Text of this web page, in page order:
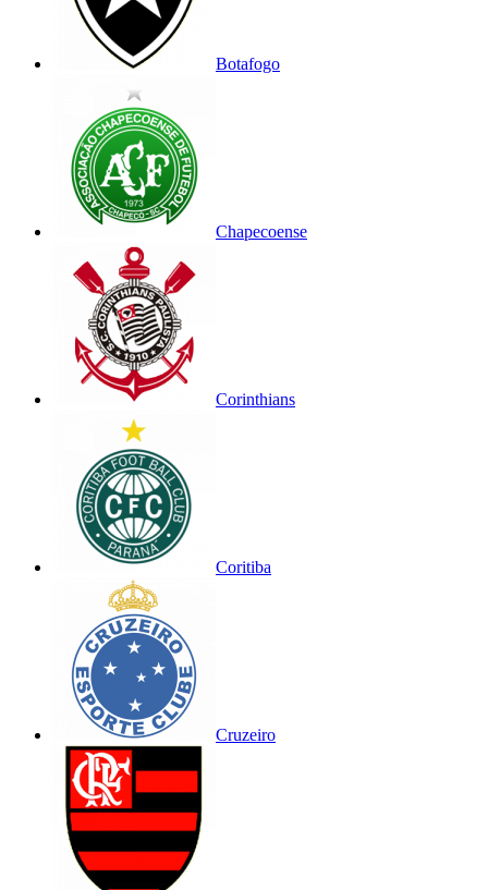
Botafogo
Chapecoense
Corinthians
Coritiba
Cruzeiro